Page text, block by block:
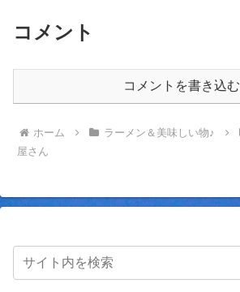
コメント
コメントを書き込む
ホーム ラーメン＆美味しい物♪
屋さん